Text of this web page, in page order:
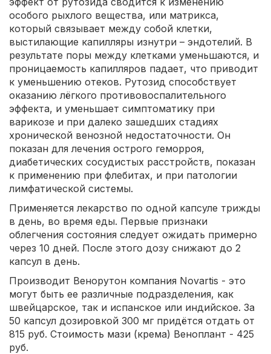
особого рыхлого вещества, или матрикса,
который связывает между собой клетки,
выстилающие капилляры изнутри – эндотелий. В
результате поры между клетками уменьшаются, и
проницаемость капилляров падает, что приводит
к уменьшению отеков. Рутозид способствует
оказанию лёгкого противовоспалительного
эффекта, и уменьшает симптоматику при
варикозе и при далеко зашедших стадиях
хронической венозной недостаточности. Он
показан для лечения острого геморроя,
диабетических сосудистых расстройств, показан
к применению при флебитах, и при патологии
лимфатической системы.
Применяется лекарство по одной капсуле трижды
в день, во время еды. Первые признаки
облегчения состояния следует ожидать примерно
через 10 дней. После этого дозу снижают до 2
капсул в день.
Производит Венорутон компания Novartis - это
могут быть ее различные подразделения, как
швейцарское, так и испанское или индийское. За
50 капсул дозировкой 300 мг придётся отдать от
815 руб. Стоимость мази (крема) Веноплант - 425
руб.